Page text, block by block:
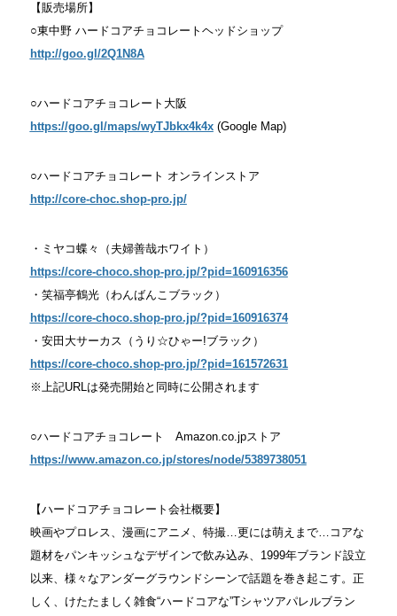
【販売場所】
○東中野 ハードコアチョコレートヘッドショップ
http://goo.gl/2Q1N8A
○ハードコアチョコレート大阪
https://goo.gl/maps/wyTJbkx4k4x(Google Map)
○ハードコアチョコレート オンラインストア
http://core-choc.shop-pro.jp/
・ミヤコ蝶々（夫婦善哉ホワイト）
https://core-choco.shop-pro.jp/?pid=160916356
・笑福亭鶴光（わんばんこブラック）
https://core-choco.shop-pro.jp/?pid=160916374
・安田大サーカス（うり☆ひゃー!ブラック）
https://core-choco.shop-pro.jp/?pid=161572631
※上記URLは発売開始と同時に公開されます
○ハードコアチョコレート Amazon.co.jpストア
https://www.amazon.co.jp/stores/node/5389738051
【ハードコアチョコレート会社概要】
映画やプロレス、漫画にアニメ、特撮…更には萌えまで…コアな
題材をパンキッシュなデザインで飲み込み、1999年ブランド設立
以来、様々なアンダーグラウンドシーンで話題を巻き起こす。正
しく、けたたましく雑食“ハードコアな”Tシャツアパレルブラン